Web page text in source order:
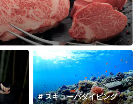
スキューバダイビング